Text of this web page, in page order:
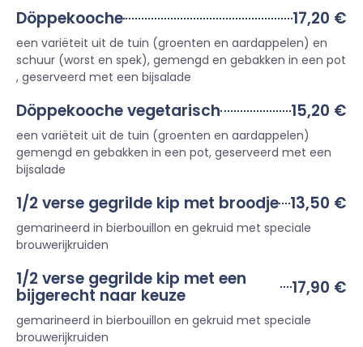
Döppekooche 17,20 €
een variëteit uit de tuin (groenten en aardappelen) en
schuur (worst en spek), gemengd en gebakken in een pot
, geserveerd met een bijsalade
Döppekooche vegetarisch 15,20 €
een variëteit uit de tuin (groenten en aardappelen)
gemengd en gebakken in een pot, geserveerd met een
bijsalade
1/2 verse gegrilde kip met broodje 13,50 €
gemarineerd in bierbouillon en gekruid met speciale
brouwerijkruiden
1/2 verse gegrilde kip met een
bijgerecht naar keuze 17,90 €
gemarineerd in bierbouillon en gekruid met speciale
brouwerijkruiden